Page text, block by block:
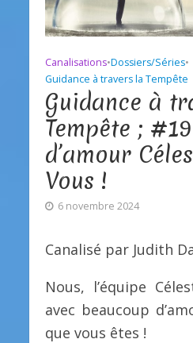
Canalisations•Dossiers/Séries•
Guidance à travers la Tempête
Guidance à
Tempête ;
d’amour
Vous !
6 novembre 2024
Canalisé par Judith
Nous, l’équipe
avec beaucoup
que vous êtes !